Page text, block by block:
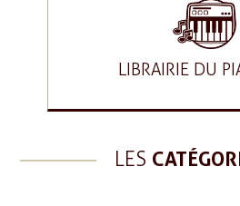
LIBRAIRIE DU
LES